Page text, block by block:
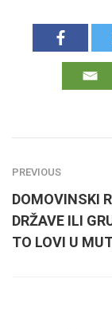
PREVIOUS
DOMOVINSKI
DRŽAVE ILI
TO LOVI U